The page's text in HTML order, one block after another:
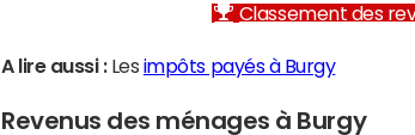
Classement des
A lire aussi :Les impôts payés à Burgy
Revenus des ménages à Burgy